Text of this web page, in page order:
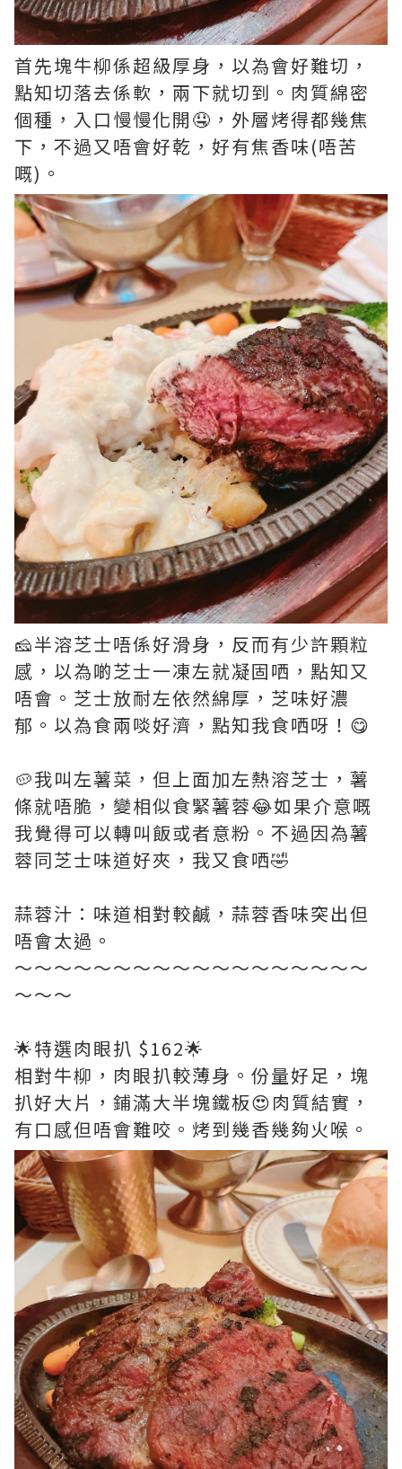
首先塊牛柳係超級厚身，以為會好難切，
點知切落去係軟，兩下就切到。肉質綿密
個種，入口慢慢化開🤤，外層烤得都幾焦
下，不過又唔會好乾，好有焦香味(唔苦
嘅)。
🧀半溶芝士唔係好滑身，反而有少許顆粒
感，以為啲芝士一凍左就凝固哂，點知又
唔會。芝士放耐左依然綿厚，芝味好濃
郁。以為食兩啖好濟，點知我食哂呀！😋
🥔我叫左薯菜，但上面加左熱溶芝士，薯
條就唔脆，變相似食緊薯蓉😂如果介意嘅
我覺得可以轉叫飯或者意粉。不過因為薯
蓉同芝士味道好夾，我又食哂🤣
蒜蓉汁：味道相對較鹹，蒜蓉香味突出但
唔會太過。
～～～～～～～～～～～～～～～～～～
～～～
🌟特選肉眼扒 $162🌟
相對牛柳，肉眼扒較薄身。份量好足，塊
扒好大片，鋪滿大半塊鐵板😍肉質結實，
有口感但唔會難咬。烤到幾香幾夠火喉。